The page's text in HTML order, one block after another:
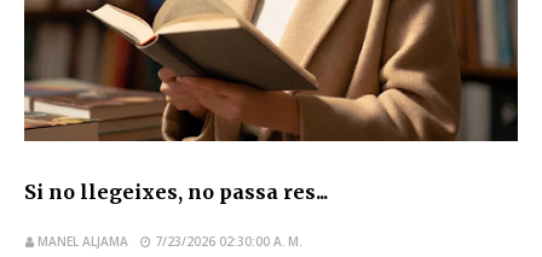
Si no llegeixes, no passa res...
MANEL ALJAMA 7/23/2026 02:30:00 A. M.